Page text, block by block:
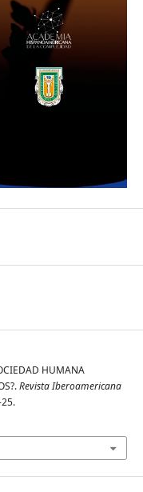
HUMANA
Revista Iberoamericana